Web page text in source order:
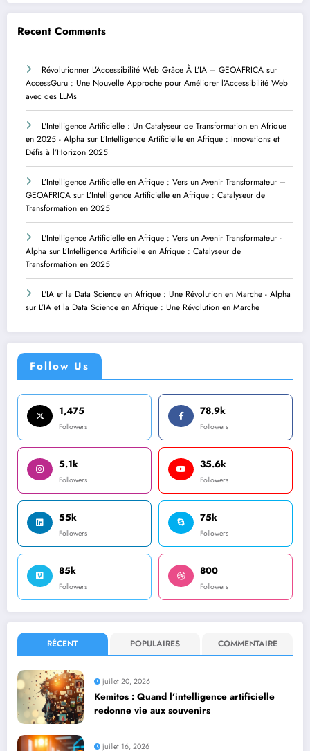
Recent Comments
Révolutionner L’Accessibilité Web Grâce À L’IA – GEOAFRICA sur
AccessGuru : Une Nouvelle Approche pour Améliorer l’Accessibilité Web
avec des LLMs
L'Intelligence Artificielle : Un Catalyseur de Transformation en Afrique
en 2025 - Alpha sur L’Intelligence Artificielle en Afrique : Innovations et
Défis à l’Horizon 2025
L’Intelligence Artificielle en Afrique : Vers un Avenir Transformateur –
GEOAFRICA sur L’Intelligence Artificielle en Afrique : Catalyseur de
Transformation en 2025
L'Intelligence Artificielle en Afrique : Vers un Avenir Transformateur -
Alpha sur L’Intelligence Artificielle en Afrique : Catalyseur de
Transformation en 2025
L'IA et la Data Science en Afrique : Une Révolution en Marche - Alpha
sur L’IA et la Data Science en Afrique : Une Révolution en Marche
Follow Us
1,475
Followers
78.9k
Followers
5.1k
Followers
35.6k
Followers
55k
Followers
75k
Followers
85k
Followers
800
Followers
RÉCENT POPULAIRES COMMENTAIRE
juillet 20, 2026
Kemitos : Quand l’intelligence artificielle
redonne vie aux souvenirs
juillet 16, 2026